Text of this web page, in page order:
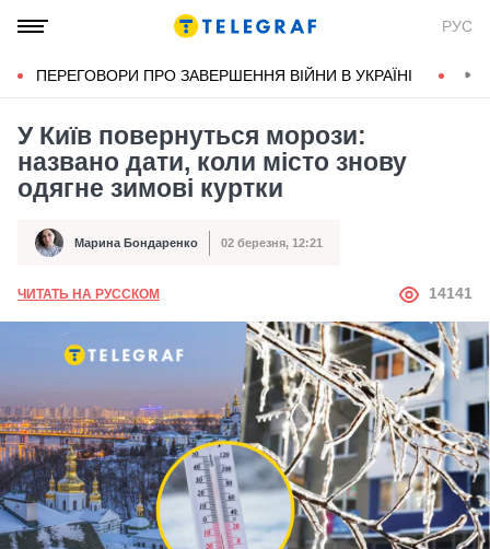
РУС
ПЕРЕГОВОРИ ПРО ЗАВЕРШЕННЯ ВІЙНИ В УКРАЇНІ
У Київ повернуться морози:
названо дати, коли місто знову
одягне зимові куртки
Автор Марина Бондаренко
Дата публікації 02 березня, 12:21
ЧИТАТЬ НА РУССКОМ АВТОР
14141